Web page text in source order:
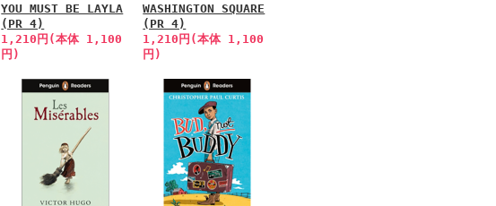
YOU MUST BE LAYLA
(PR 4)
1,210円(本体 1,100
円)
WASHINGTON SQUARE
(PR 4)
1,210円(本体 1,100
円)